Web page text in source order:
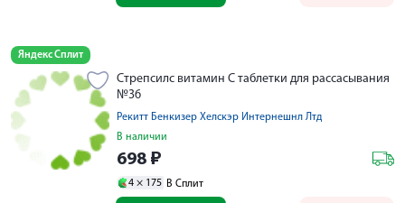
Яндекс Сплит
Стрепсилс витамин С таблетки для рассасывания
№36
Рекитт Бенкизер Хелскэр Интернешнл Лтд
В наличии
698 ₽
4 × 175 В Сплит